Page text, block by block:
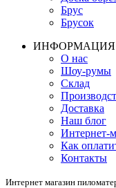
Брус
Брусок
ИНФОРМАЦИЯ
О нас
Шоу-румы
Склад
Доставка
Наш блог
Интернет-
Как
Контакты
Интернет магазин